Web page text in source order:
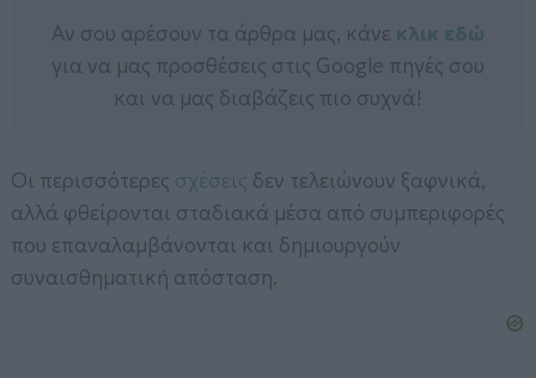
Αν σου αρέσουν τα άρθρα μας, κάνε κλικ εδώ
για να μας προσθέσεις στις Google πηγές σου
και να μας διαβάζεις πιο συχνά!
Οι περισσότερες σχέσεις δεν τελειώνουν ξαφνικά,
αλλά φθείρονται σταδιακά μέσα από συμπεριφορές
που επαναλαμβάνονται και δημιουργούν
συναισθηματική απόσταση.